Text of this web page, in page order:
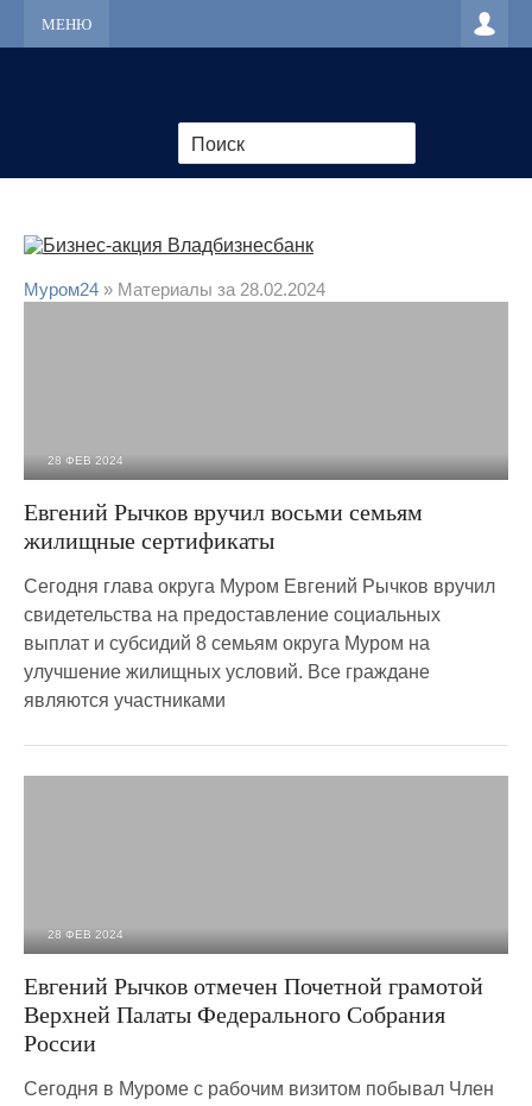
МЕНЮ
Муром24 » Материалы за 28.02.2024
28 ФЕВ 2024
Евгений Рычков вручил восьми семьям
жилищные сертификаты
Сегодня глава округа Муром Евгений Рычков вручил
свидетельства на предоставление социальных
выплат и субсидий 8 семьям округа Муром на
улучшение жилищных условий. Все граждане
являются участниками
28 ФЕВ 2024
Евгений Рычков отмечен Почетной грамотой
Верхней Палаты Федерального Собрания
России
Сегодня в Муроме с рабочим визитом побывал Член